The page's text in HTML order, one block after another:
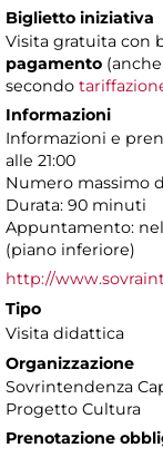
Biglietto iniziativa
Visita gratuita con
pagamento
secondo
Informazioni
Informazioni e
alle 21:00
Numero massimo
Durata: 90 minuti
Appuntamento:
(piano inferiore)
http://
Tipo
Visita didattica
Organizzazione
Sovrintendenza
Progetto Cultura
Prenotazione